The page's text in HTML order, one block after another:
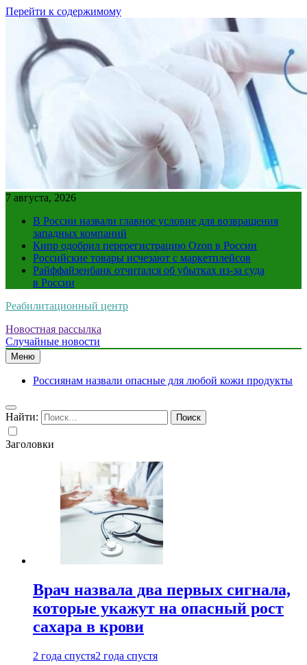
Перейти к содержимому
7 августа, 2026
В России назвали главное условие для возвращения
западных компаний
Кипр одобрил перерегистрацию Ozon в России
Российские товары исчезают с маркетплейсов
Райффайзенбанк отчитался об убытках из-за суда
в России
Реабилитационный центр
Новостная рассылка
Случайные новости
Меню
Россиянам назвали опасные для любой кожи продукты
Найти:
Заголовки
Врач назвала два первых сигнала,
которые укажут на опасный рост
сахара в крови
2 года спустя2 года спустя